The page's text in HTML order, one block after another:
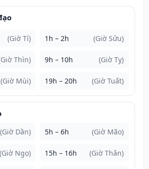
(Giờ Tí) 1h – 2h (Giờ Sửu)
Thìn) 9h – 10h (Giờ Tỵ)
(Giờ Mùi) 19h – 20h (Giờ Tuất)
(Giờ Dần) 5h – 6h (Giờ Mão)
(Giờ Ngọ) 15h – 16h (Giờ Thân)